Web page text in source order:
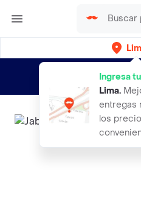
Ingresa
Lima.
entregas
los
envíos gratis por